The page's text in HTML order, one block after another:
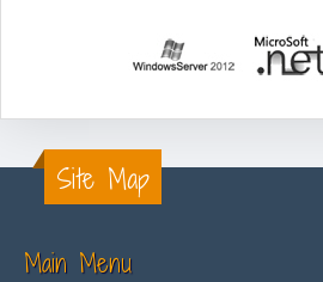
Site Map
Main Menu